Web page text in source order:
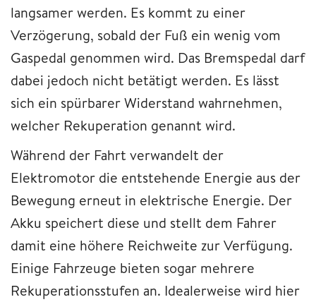
langsamer werden. Es kommt zu einer
Verzögerung, sobald der Fuß ein wenig vom
Gaspedal genommen wird. Das Bremspedal darf
dabei jedoch nicht betätigt werden. Es lässt
sich ein spürbarer Widerstand wahrnehmen,
welcher Rekuperation genannt wird.
Während der Fahrt verwandelt der
Elektromotor die entstehende Energie aus der
Bewegung erneut in elektrische Energie. Der
Akku speichert diese und stellt dem Fahrer
damit eine höhere Reichweite zur Verfügung.
Einige Fahrzeuge bieten sogar mehrere
Rekuperationsstufen an. Idealerweise wird hier